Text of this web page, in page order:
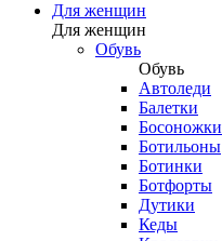
Для женщин
Для женщин
Обувь
Обувь
Автоледи
Балетки
Босоножки
Ботильоны
Ботинки
Ботфорты
Дутики
Кеды